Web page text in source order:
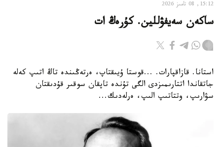
15:12, 08 تامىز 2026
ساكەن سەيفۋللين. كۇرەڭ ات
استانا. قازاقپارات. ...قوستا ۇيىقتاپ، ەرتەڭىندە تاڭ اتىپ كەلە
جاتقاندا اتتارىمىزدى الگى تۇندە تاپقان سوقىر قۇدىقتان
سۋارىپ، وتتاتىپ الىپ، ەرلەدىك...